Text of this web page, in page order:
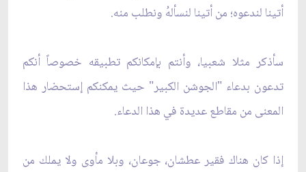
أتينا لندعوه؛ من أتينا لنسألهُ ونطلب منه.
سأذكر مثلا شعبيا، وأنتم بإمكانكم تطبيقه خصوصاً أنكم
تدعون بدعاء "الجوشن الكبير" حيث يمكنكم إستحضار هذا
المعنى من مقاطع عديدة في هذا الدعاء.
إذا كان هناك فقير عطشان، جوعان، وبلا مأوى ولا يملك من